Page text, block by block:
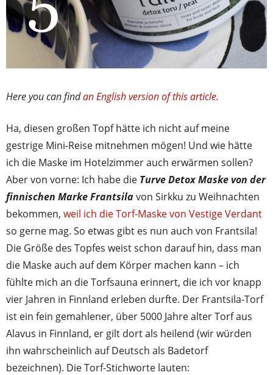
Here you can findan English version of this article.
Ha, diesen großen Topf hätte ich nicht auf meine
gestrige Mini-Reise mitnehmen mögen! Und wie hätte
ich die Maske im Hotelzimmer auch erwärmen sollen?
Aber von vorne: Ich habe die Turve Detox Maske von der
finnischen Marke Frantsilavon Sirkku zu Weihnachten
bekommen, weil ich die Torf-Maske von Vestige Verdant
so gerne mag. So etwas gibt es nun auch von Frantsila!
Die Größe des Topfes weist schon darauf hin, dass man
die Maske auch auf dem Körper machen kann – ich
fühlte mich an die Torfsauna erinnert, die ich vor knapp
vier Jahren in Finnland erleben durfte. Der Frantsila-Torf
ist ein fein gemahlener, über 5000 Jahre alter Torf aus
Alavus in Finnland, er gilt dort als heilend (wir würden
ihn wahrscheinlich auf Deutsch als Badetorf
bezeichnen). Die Torf-Stichworte lauten: